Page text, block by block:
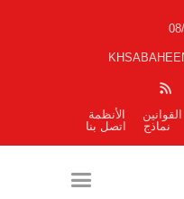
القوانين
الأنظمة
نماذج اتصل بنا